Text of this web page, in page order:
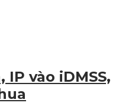
vào iDMSS,